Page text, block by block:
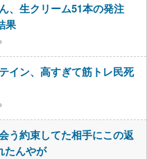
、生クリーム51本の発注
果
イン、高すぎて筋トレ民死
う約束してた相手にこの返
たんやが